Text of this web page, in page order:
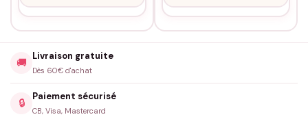
🚚
Livraison gratuite
Dès 60€ d'achat
🔒
Paiement sécurisé
CB, Visa, Mastercard